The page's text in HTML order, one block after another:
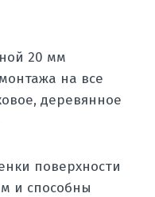
20 мм
на все
деревянное
поверхности
и способны